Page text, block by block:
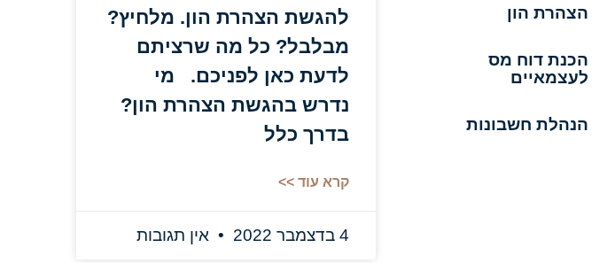
הצהרת הון
הכנת דוח מס
לעצמאיים
הנהלת חשבונות
להגשת הצהרת הון. מלחיץ?
מבלבל? כל מה שרציתם
לדעת כאן לפניכם. מי
נדרש בהגשת הצהרת הון?
בדרך כלל
קרא עוד >>
4 בדצמבר 2022 אין תגובות